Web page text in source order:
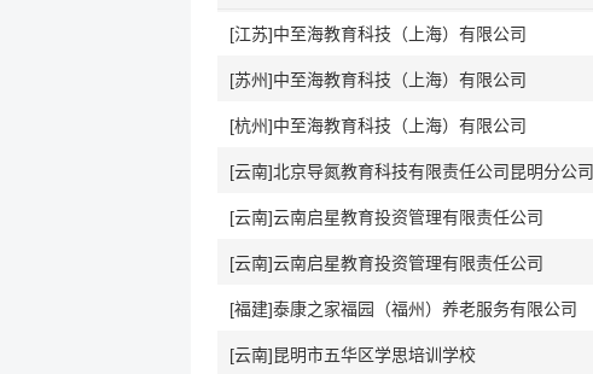
[江苏]中至海教育科技（上海）有限公司
[苏州]中至海教育科技（上海）有限公司
[杭州]中至海教育科技（上海）有限公司
[云南]北京导氮教育科技有限责任公司昆明分公司
[云南]云南启星教育投资管理有限责任公司
[云南]云南启星教育投资管理有限责任公司
[福建]泰康之家福园（福州）养老服务有限公司
[云南]昆明市五华区学思培训学校